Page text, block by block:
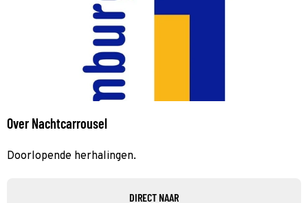
Over Nachtcarrousel
Doorlopende herhalingen.
DIRECT NAAR